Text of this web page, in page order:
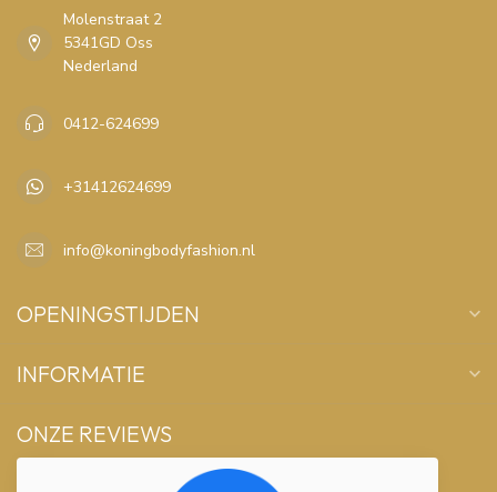
Molenstraat 2
5341GD Oss
Nederland
0412-624699
+31412624699
info@koningbodyfashion.nl
OPENINGSTIJDEN
INFORMATIE
ONZE REVIEWS